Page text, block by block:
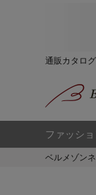
通販カタロ
ファッショ
ベルメゾン